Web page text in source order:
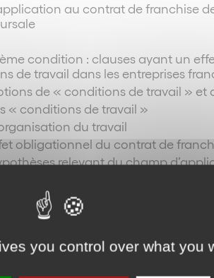
au contrat de franchise
condition : clauses ayant un
de travail dans les entreprises
de « conditions de travail » et
« conditions de travail »
du travail
obligationnel du contrat de
relevant du champ
condition : un réseau d’exploitants
condition : demande d’une
you control over what you